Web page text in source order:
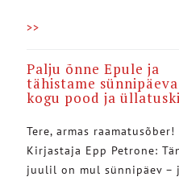
>>
Palju õnne Epule ja
tähistame
kogu pood ja
Tere, armas raamatusõber!
Kirjastaja Epp Petrone:
juulil on mul sünnipäev –